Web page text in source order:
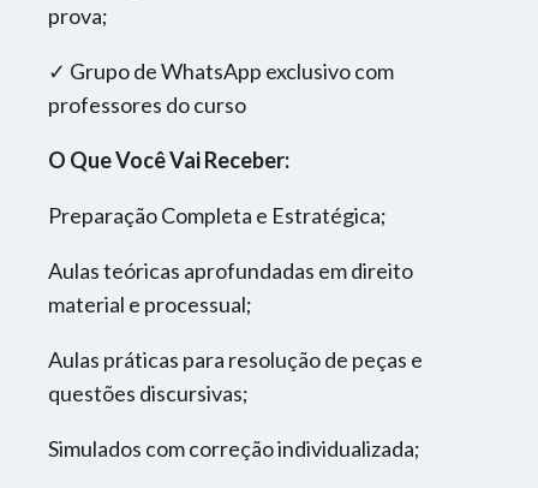
prova;
✓ Grupo de WhatsApp exclusivo com
professores do curso
O Que Você Vai Receber:
Preparação Completa e Estratégica;
Aulas teóricas aprofundadas em direito
material e processual;
Aulas práticas para resolução de peças e
questões discursivas;
Simulados com correção individualizada;